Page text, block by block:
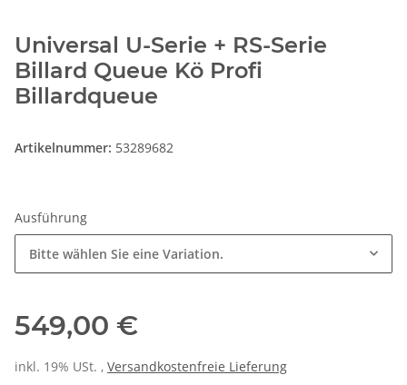
Universal U-Serie + RS-Serie
Billard Queue Kö Profi
Billardqueue
Artikelnummer: 53289682
Ausführung
Bitte wählen Sie eine Variation.
549,00 €
inkl. 19% USt. , Versandkostenfreie Lieferung